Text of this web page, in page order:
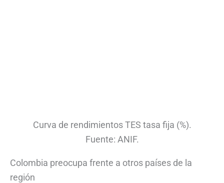
Curva de rendimientos TES tasa fija (%).
Fuente: ANIF.
Colombia preocupa frente a otros países de la
región